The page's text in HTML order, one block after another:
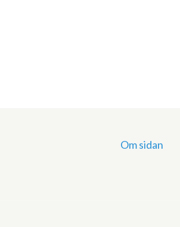
Om sidan